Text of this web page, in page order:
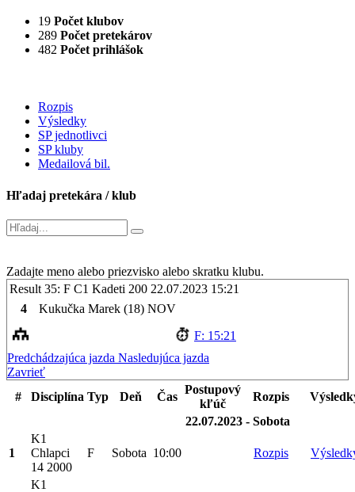
19 Počet klubov
289 Počet pretekárov
482 Počet prihlášok
Rozpis
Výsledky
SP jednotlivci
SP kluby
Medailová bil.
Hľadaj pretekára / klub
Zadajte meno alebo priezvisko alebo skratku klubu.
Result 35: F C1 Kadeti 200 22.07.2023 15:21
4
Kukučka Marek (18) NOV
F: 15:21
Predchádzajúca jazda Nasledujúca jazda
Zavrieť
#
Disciplína Typ Deň Čas
Postupový
kľúč
Rozpis
22.07.2023 - Sobota
1
K1
Chlapci
14 2000
F Sobota 10:00 Rozpis
K1